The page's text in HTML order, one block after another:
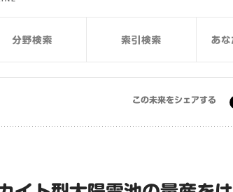
この未来をシェアする